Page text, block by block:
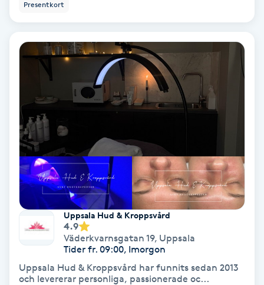
Fransfärgning
Fransförlängning
Fransförlängning Megavolym
Fransförlängning Volym
Fransk manikyr
Fransrengöring
Presentkort
Uppsala Hud & Kroppsvård
4.9
Väderkvarnsgatan 19, Uppsala
Tider fr. 09:00, Imorgon
Uppsala Hud & Kroppsvård har funnits sedan 2013
och levererar personliga, passionerade oc...